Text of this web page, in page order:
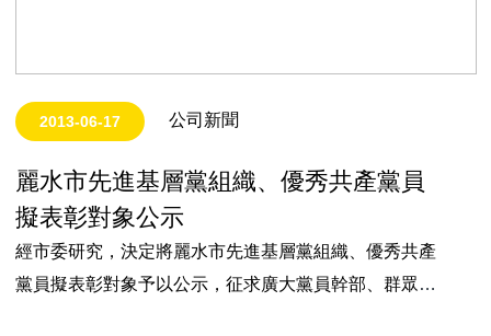
2013-06-17 公司新聞
麗水市先進基層黨組織、優秀共產黨員
擬表彰對象公示
經市委研究，決定將麗水市先進基層黨組織、優秀共產
黨員擬表彰對象予以公示，征求廣大黨員幹部、群眾的